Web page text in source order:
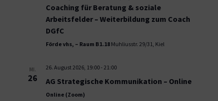
Coaching für Beratung & soziale
Arbeitsfelder – Weiterbildung zum Coach
DGfC
Förde vhs, – Raum B1.18 Muhliusstr. 29/31, Kiel
MI.
26
26. August 2026, 19:00- 21:00
AG Strategische Kommunikation – Online
Online (Zoom)